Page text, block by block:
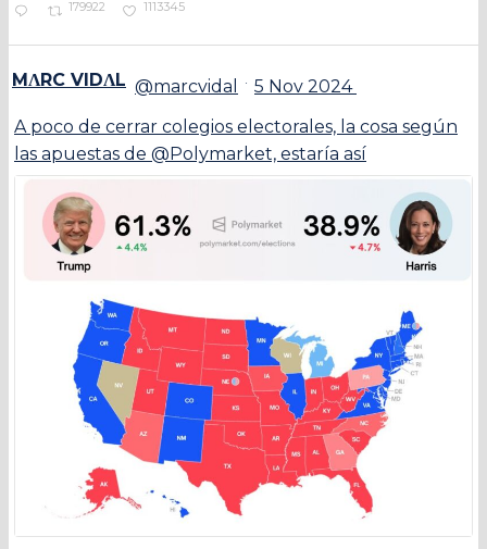
179922 1113345
MΛRC VIDΛL @marcvidal · 5 Nov 2024
A poco de cerrar colegios electorales, la cosa según
las apuestas de @Polymarket, estaría así